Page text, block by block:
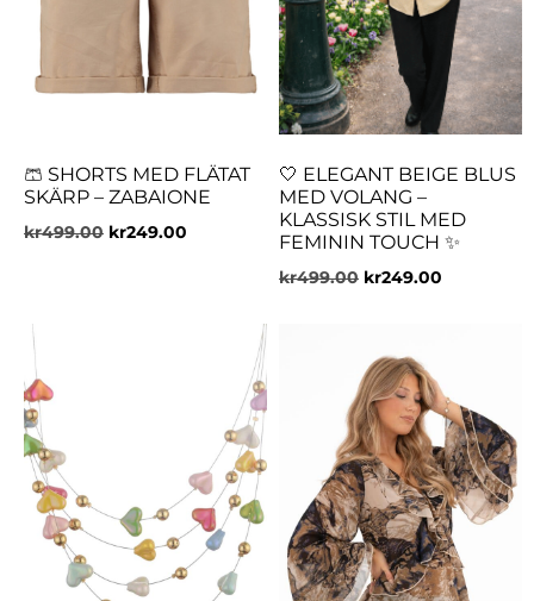
🩳 SHORTS MED FLÄTAT
SKÄRP – ZABAIONE
kr499.00 kr249.00
🤍 ELEGANT BEIGE BLUS
MED VOLANG –
KLASSISK STIL MED
FEMININ TOUCH ✨
kr499.00 kr249.00